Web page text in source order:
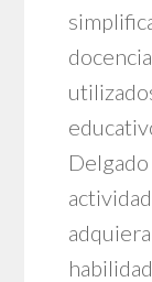
Delgado